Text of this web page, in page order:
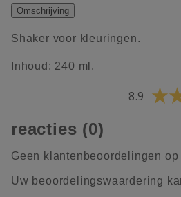
Omschrijving
Shaker voor kleuringen.
Inhoud: 240 ml.
8.9
reacties (0)
Geen klantenbeoordelingen op
Uw beoordelingswaardering